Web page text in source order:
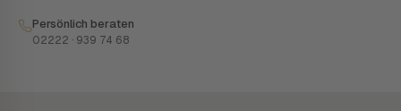
Persönlich beraten
02222 · 939 74 68